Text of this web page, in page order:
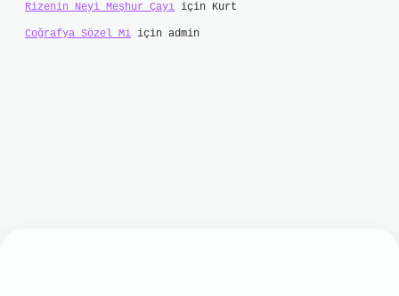
Rizenin Neyi Meşhur Çayı için Kurt
Coğrafya Sözel Mi için admin